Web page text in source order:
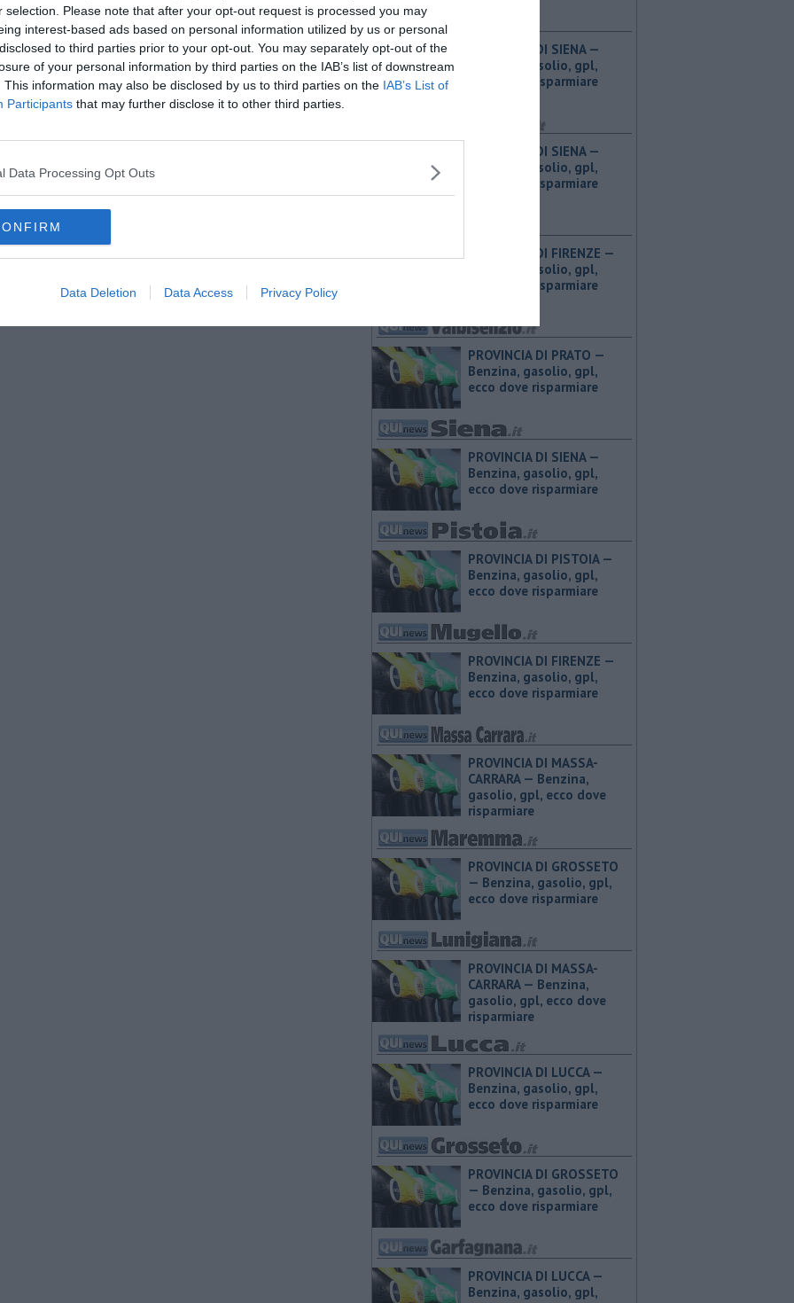
selection. Please note that after your opt-out request is processed you may
interest-based ads based on personal information utilized by us or personal
to third parties prior to your opt-out. You may separately opt-out of the
of your personal information by third parties on the IAB’s list of downstream
This information may also be disclosed by us to third parties on the IAB’s List of
Participants that may further disclose it to other third parties.
Data Processing Opt Outs
Data Deletion Data Access Privacy Policy
PROVINCIA DI SIENA — ​
Benzina, gasolio, gpl,
ecco dove risparmiare
PROVINCIA DI SIENA — ​
Benzina, gasolio, gpl,
ecco dove risparmiare
PROVINCIA DI FIRENZE — ​
Benzina, gasolio, gpl,
ecco dove risparmiare
PROVINCIA DI PRATO — ​
Benzina, gasolio, gpl,
ecco dove risparmiare
PROVINCIA DI SIENA — ​
Benzina, gasolio, gpl,
ecco dove risparmiare
PROVINCIA DI PISTOIA — ​
Benzina, gasolio, gpl,
ecco dove risparmiare
PROVINCIA DI FIRENZE — ​
Benzina, gasolio, gpl,
ecco dove risparmiare
PROVINCIA DI MASSA-
CARRARA — ​Benzina,
gasolio, gpl, ecco dove
risparmiare
PROVINCIA DI GROSSETO
— ​Benzina, gasolio, gpl,
ecco dove risparmiare
PROVINCIA DI MASSA-
CARRARA — ​Benzina,
gasolio, gpl, ecco dove
risparmiare
PROVINCIA DI LUCCA — ​
Benzina, gasolio, gpl,
ecco dove risparmiare
PROVINCIA DI GROSSETO
— ​Benzina, gasolio, gpl,
ecco dove risparmiare
PROVINCIA DI LUCCA — ​
Benzina, gasolio, gpl,